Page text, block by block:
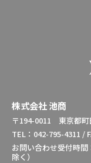
株式会社 池商
〒194-0011 東京都町
TEL：042-795-4311 /
お問い合わせ受付時
除く）